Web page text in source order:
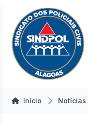
Início Notícias